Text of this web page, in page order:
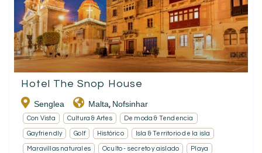
Hotel The Snop House
Senglea Malta, Nofsinhar
Con Vista Cultura & Artes De moda & Tendencia
Gayfriendly Golf Histórico Isla & Territorio de la isla
Maravillas naturales Oculto - secreto y aislado Playa